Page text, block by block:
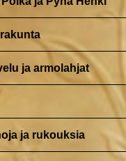
ja armolahjat
ja rukouksia